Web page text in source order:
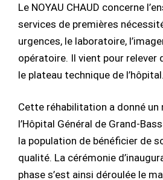
Le NOYAU CHAUD concerne
services de premières
urgences, le laboratoire,
opératoire. Il vient pour relever
le plateau technique de l’hôpital.
Cette réhabilitation a donné un
l’Hôpital Général de Grand-
la population de bénéficier de
qualité. La cérémonie
phase s’est ainsi déroulée le